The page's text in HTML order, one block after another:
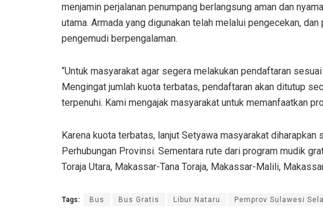
menjamin perjalanan penumpang berlangsung aman dan
utama. Armada yang digunakan telah melalui pengecekan,
pengemudi berpengalaman.
“Untuk masyarakat agar segera melakukan pendaftaran
Mengingat jumlah kuota terbatas, pendaftaran akan ditutup
terpenuhi. Kami mengajak masyarakat untuk memanfaatkan
Karena kuota terbatas, lanjut Setyawa masyarakat
Perhubungan Provinsi. Sementara rute dari program mudik
Toraja Utara, Makassar-Tana Toraja, Makassar-Malili,
Tags: Bus Bus Gratis Libur Nataru Pemprov Sulawesi